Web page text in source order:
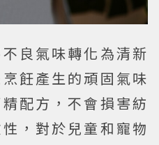
良氣味轉化為清新
飪產生的頑固氣味
配方，不會損害紡
，對於兒童和寵物